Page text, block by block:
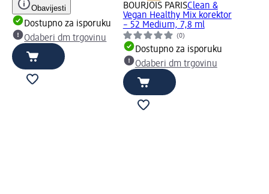
Obavijesti
Dostupno za isporuku
Odaberi dm trgovinu
BOURJOIS PARISClean &
Vegan Healthy Mix korektor
– 52 Medium, 7,8 ml
(0)
Dostupno za isporuku
Odaberi dm trgovinu